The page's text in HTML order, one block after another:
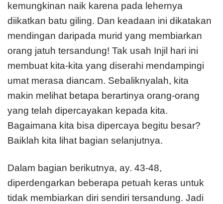
kemungkinan naik karena pada lehernya
diikatkan batu giling. Dan keadaan ini dikatakan
mendingan daripada murid yang membiarkan
orang jatuh tersandung! Tak usah Injil hari ini
membuat kita-kita yang diserahi mendampingi
umat merasa diancam. Sebaliknyalah, kita
makin melihat betapa berartinya orang-orang
yang telah dipercayakan kepada kita.
Bagaimana kita bisa dipercaya begitu besar?
Baiklah kita lihat bagian selanjutnya.
Dalam bagian berikutnya, ay. 43-48,
diperdengarkan beberapa petuah keras untuk
tidak membiarkan diri sendiri tersandung. Jadi